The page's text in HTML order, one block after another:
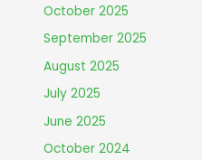
October 2025
September 2025
August 2025
July 2025
June 2025
October 2024